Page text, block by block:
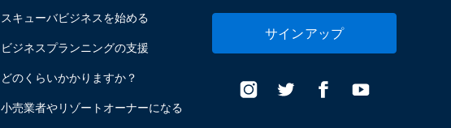
スキューバビジネスを始める
ビジネスプランニングの支援
どのくらいかかりますか？
小売業者やリゾートオーナーになる
サインアップ